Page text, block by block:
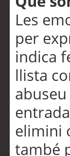
Les
per
indica
llista
elimini
també